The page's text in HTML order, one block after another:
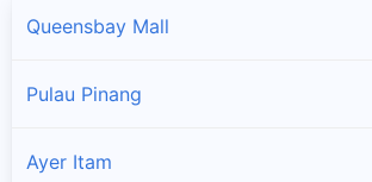
Queensbay Mall
Pulau Pinang
Ayer Itam